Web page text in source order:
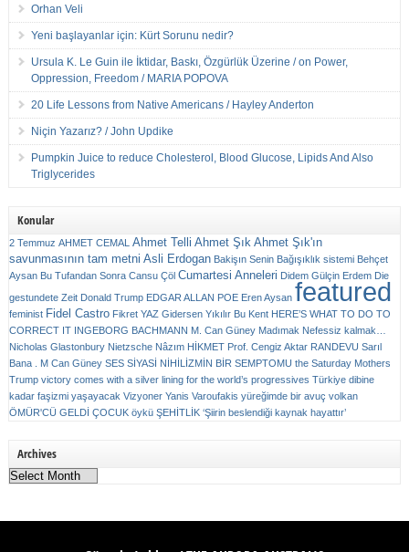
Orhan Veli
Yeni başlayanlar için: Kürt Sorunu nedir?
Ursula K. Le Guin ile İktidar, Baskı, Özgürlük Üzerine / on Power,
Oppression, Freedom / MARIA POPOVA
20 Life Lessons from Native Americans / Hayley Anderton
Niçin Yazarız? / John Updike
Pumpkin Juice to reduce Cholesterol, Blood Glucose, Lipids And Also
Triglycerides
Konular
2 Temmuz AHMET CEMAL Ahmet Telli Ahmet Şık Ahmet Şık'ın
savunmasının tam metni Asli Erdogan Bakişın Senin Bağışıklık sistemi Behçet
Aysan Bu Tufandan Sonra Cansu Çöl Cumartesi Anneleri Didem Gülçin Erdem Die
gestundete Zeit Donald Trump EDGAR ALLAN POE Eren Aysan featured
feminist Fidel Castro Fikret YAZ Gidersen Yıkılır Bu Kent HERE’S WHAT TO DO TO
CORRECT IT INGEBORG BACHMANN M. Can Güney Madımak Nefessiz kalmak…
Nicholas Glastonbury Nietzsche Nâzım HİKMET Prof. Cengiz Aktar RANDEVU Sarıl
Bana . M Can Güney SES SİYASİ NİHİLİZMİN BİR SEMPTOMU the Saturday Mothers
Trump victory comes with a silver lining for the world’s progressives Türkiye dibine
kadar faşizmi yaşayacak Vizyoner Yanis Varoufakis yüreğimde bir avuç volkan
ÖMÜR'CÜ GELDİ ÇOCUK öykü ŞEHİTLİK ‘Şiirin beslendiği kaynak hayattır’
Archives
Archives